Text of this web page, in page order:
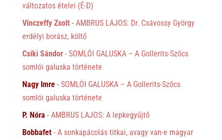
változatos ételei (É-D)
Vinczeffy Zsolt- AMBRUS LAJOS: Dr. Csávossy György
erdélyi borász, költő
Csíki Sándor- SOMLÓI GALUSKA – A Gollerits-Szőcs
somlói galuska története
Nagy Imre- SOMLÓI GALUSKA – A Gollerits-Szőcs
somlói galuska története
P. Nóra - AMBRUS LAJOS: A lepkegyűjtő
Bobbafet- A sonkapácolás titkai, avagy van-e magyar